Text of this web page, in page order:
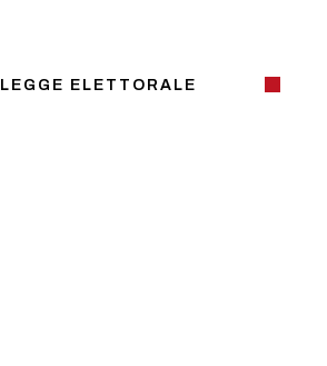
LEGGE ELETTORALE